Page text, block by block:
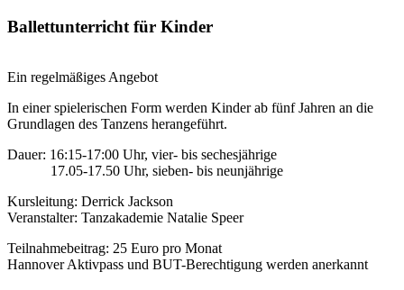
Ballettunterricht für Kinder
Ein regelmäßiges Angebot
In einer spielerischen Form werden Kinder ab fünf Jahren an die
Grundlagen des Tanzens herangeführt.
Dauer: 16:15-17:00 Uhr, vier- bis sechesjährige
17.05-17.50 Uhr, sieben- bis neunjährige
Kursleitung: Derrick Jackson
Veranstalter: Tanzakademie Natalie Speer
Teilnahmebeitrag: 25 Euro pro Monat
Hannover Aktivpass und BUT-Berechtigung werden anerkannt